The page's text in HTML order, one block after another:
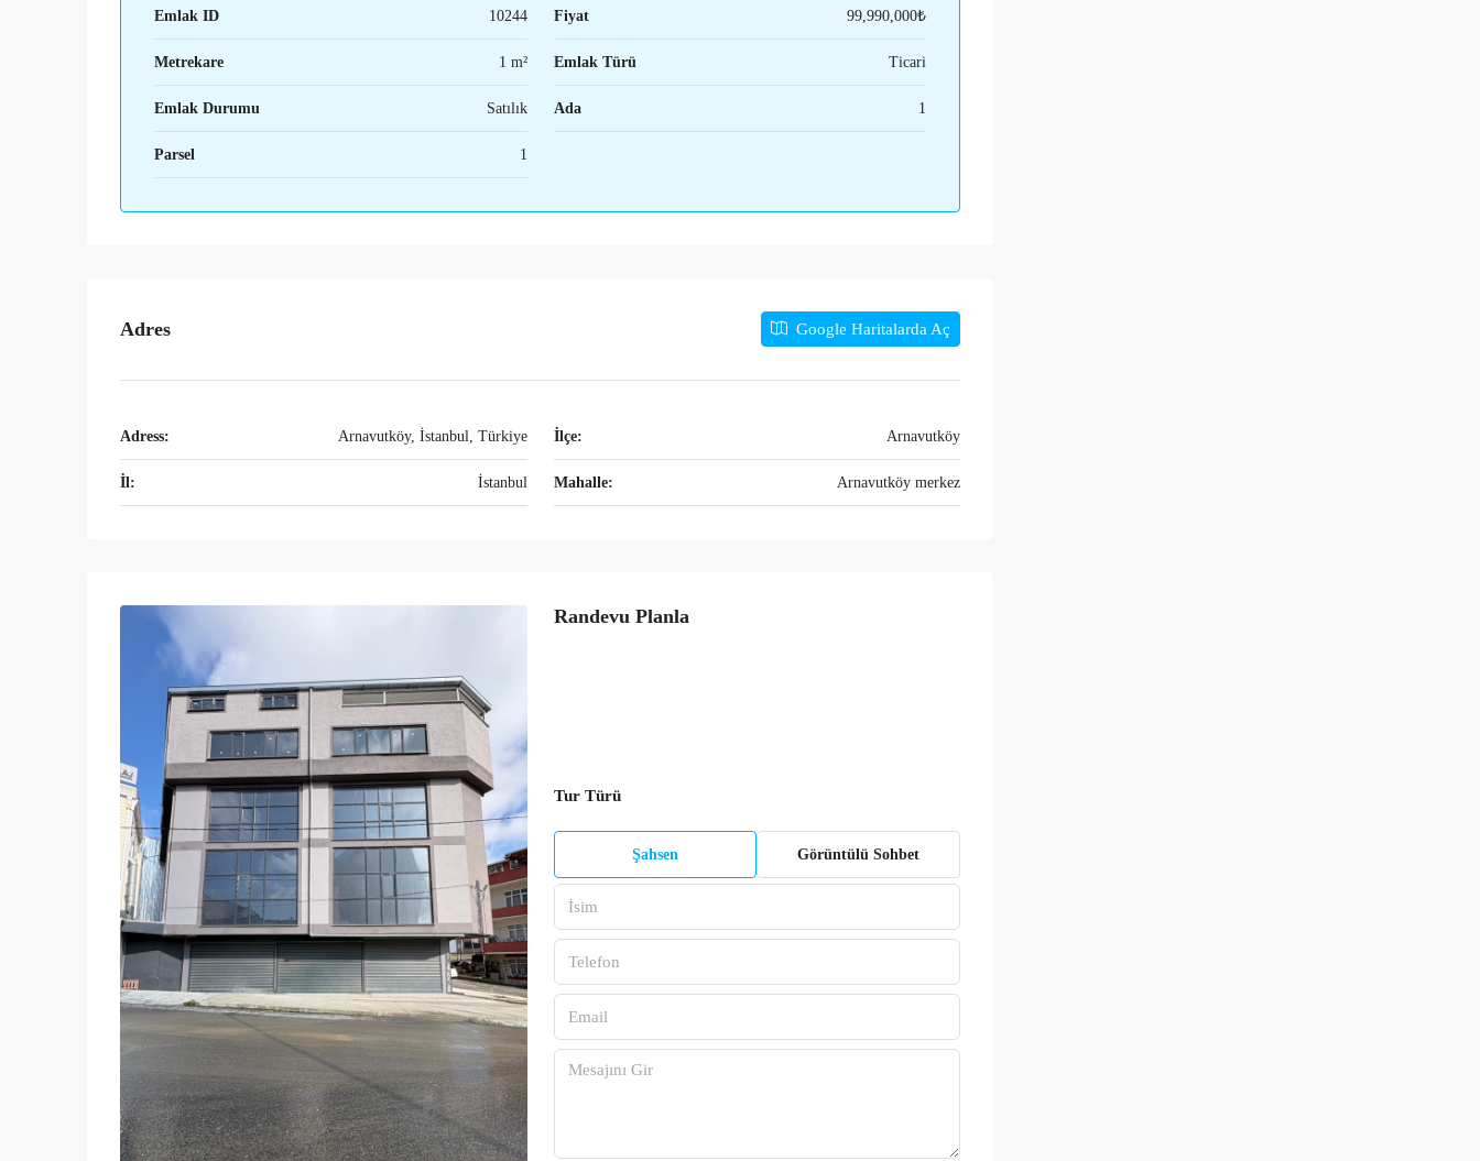
Emlak ID 10244 Fiyat 99,990,000₺
Metrekare 1 m² Emlak Türü Ticari
Emlak Durumu Satılık Ada 1
Parsel 1
Adres Google Haritalarda Aç
Adress: Arnavutköy, İstanbul, Türkiye İlçe: Arnavutköy
İl: İstanbul Mahalle: Arnavutköy merkez
Randevu Planla
Tur Türü
Şahsen Görüntülü Sohbet